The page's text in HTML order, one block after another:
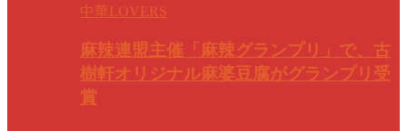
中華LOVERS
麻辣連盟主催「麻辣グランプリ」で、古
樹軒オリジナル麻婆豆腐がグランプリ受
賞